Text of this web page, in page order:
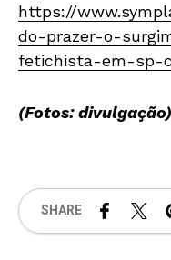
https://
do-prazer-o-
fetichista-em-sp-
(Fotos: divulgação)
SHARE